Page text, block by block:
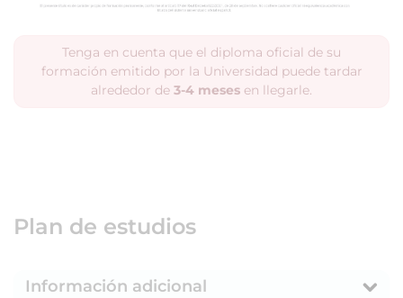
Tenga en cuenta que el diploma oficial de su
formación emitido por la Universidad puede tardar
alrededor de 3-4 meses en llegarle.
Plan de estudios
Información adicional